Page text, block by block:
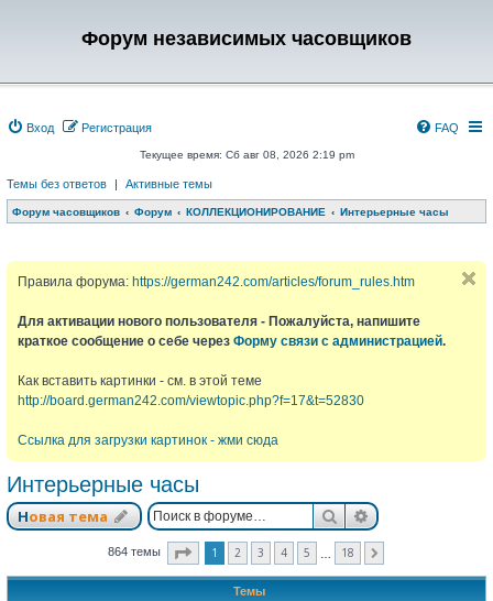
Форум независимых часовщиков
Вход Регистрация FAQ
Текущее время: Сб авг 08, 2026 2:19 pm
Темы без ответов | Активные темы
Форум часовщиков Форум КОЛЛЕКЦИОНИРОВАНИЕ Интерьерные часы
Правила форума: https://german242.com/articles/forum_rules.htm
Для активации нового пользователя - Пожалуйста, напишите
краткое сообщение о себе через Форму связи с администрацией.
Как вставить картинки - см. в этой теме
http://board.german242.com/viewtopic.php?f=17&t=52830
Ссылка для загрузки картинок - жми сюда
Интерьерные часы
Новая тема ПоискРасширенный
864 темы Страница из
1 2 3 4 5 18
Темы